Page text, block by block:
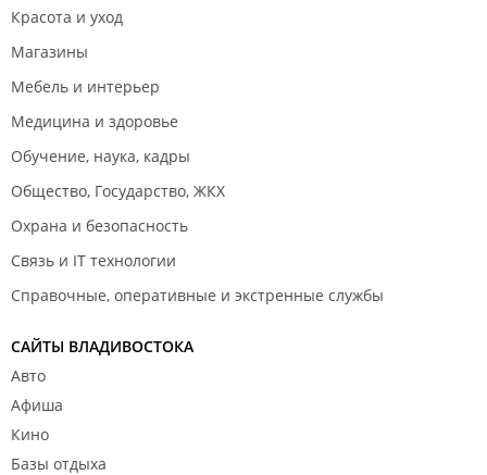
Красота и уход
Магазины
Мебель и интерьер
Медицина и здоровье
Обучение, наука, кадры
Общество, Государство, ЖКХ
Охрана и безопасность
Связь и IT технологии
Справочные, оперативные и экстренные службы
САЙТЫ ВЛАДИВОСТОКА
Авто
Афиша
Кино
Базы отдыха